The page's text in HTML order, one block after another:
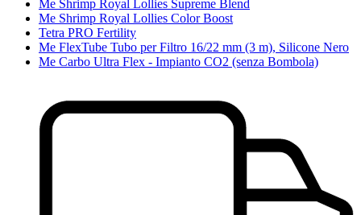
Me Shrimp Royal Lollies Supreme Blend
Me Shrimp Royal Lollies Color Boost
Tetra PRO Fertility
Me FlexTube Tubo per Filtro 16/22 mm (3 m), Silicone Nero
Me Carbo Ultra Flex - Impianto CO2 (senza Bombola)